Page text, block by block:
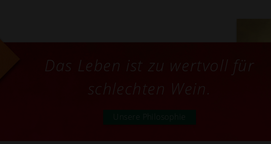
Das Leben ist zu wertvoll für
schlechten Wein.
Unsere Philosophie